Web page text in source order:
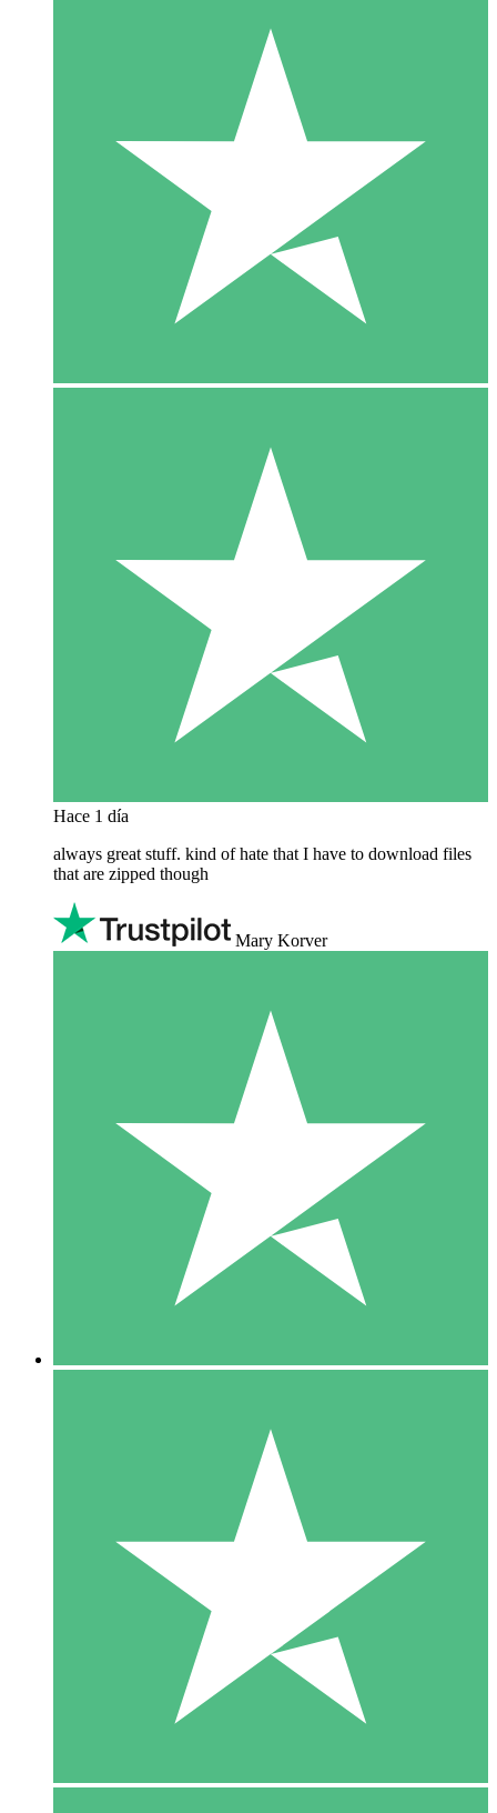
Hace 1 día
always great stuff. kind of hate that I have to download files
that are zipped though
Mary Korver